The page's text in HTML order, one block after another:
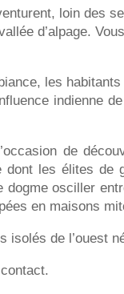
loin des
d’alpage.
les
indienne de
de
les élites de
osciller
en maisons
isolés de l’ouest